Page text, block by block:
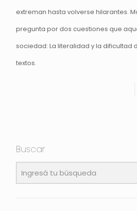
extreman hasta volverse hilarantes.
pregunta por dos cuestiones que
sociedad: La literalidad y la dificultad
textos.
Buscar